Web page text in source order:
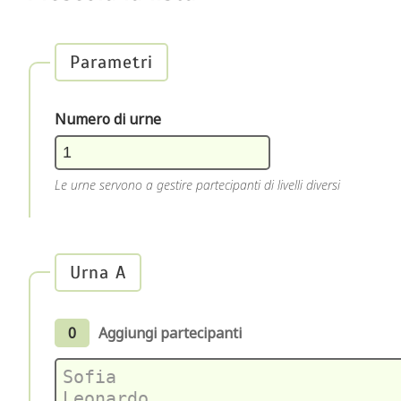
Parametri
Numero di urne
Le urne servono a gestire partecipanti di livelli diversi
Urna A
0 Aggiungi partecipanti